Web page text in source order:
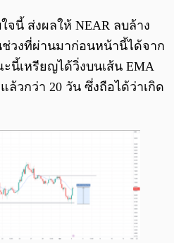
นี้ ส่งผลให้ NEAR ลบล้าง
ช่วงที่ผ่านมาก่อนหน้านี้ได้จาก
เหรียญได้วิ่งบนเส้น EMA
ล้วกว่า 20 วัน ซึ่งถือได้ว่าเกิด